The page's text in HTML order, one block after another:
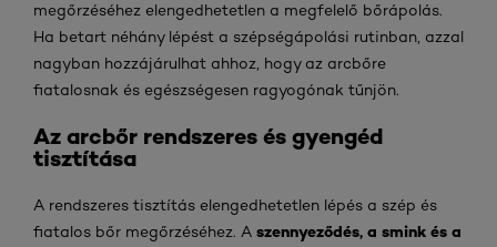
megőrzéséhez elengedhetetlen a megfelelő bőrápolás.
Ha betart néhány lépést a szépségápolási rutinban, azzal
nagyban hozzájárulhat ahhoz, hogy az arcbőre
fiatalosnak és egészségesen ragyogónak tűnjön.
Az arcbőr rendszeres és gyengéd
tisztítása
A rendszeres tisztítás elengedhetetlen lépés a szép és
fiatalos bőr megőrzéséhez. A szennyeződés, a smink és a